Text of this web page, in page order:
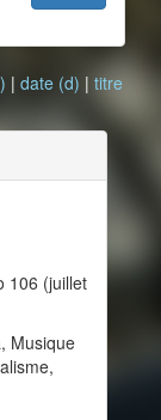
| date (d) | titre
106 (juillet
Musique